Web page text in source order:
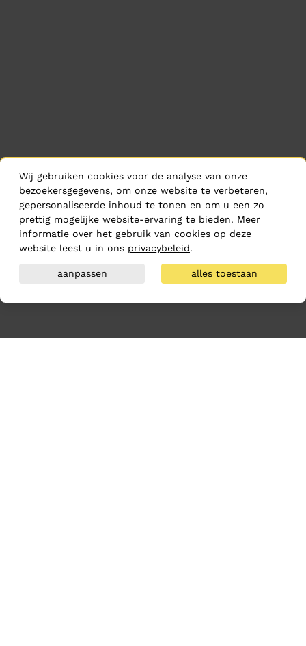
Wij gebruiken cookies voor de analyse van onze
bezoekersgegevens, om onze website te verbeteren,
gepersonaliseerde inhoud te tonen en om u een zo
prettig mogelijke website-ervaring te bieden. Meer
informatie over het gebruik van cookies op deze
website leest u in ons privacybeleid.
aanpassen alles toestaan